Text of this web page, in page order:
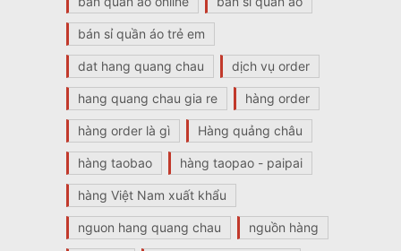
bán sỉ quần áo trẻ em
dat hang quang chau dịch vụ order
hang quang chau gia re hàng order
hàng order là gì Hàng quảng châu
hàng taobao hàng taopao - paipai
hàng Việt Nam xuất khẩu
nguon hang quang chau nguồn hàng